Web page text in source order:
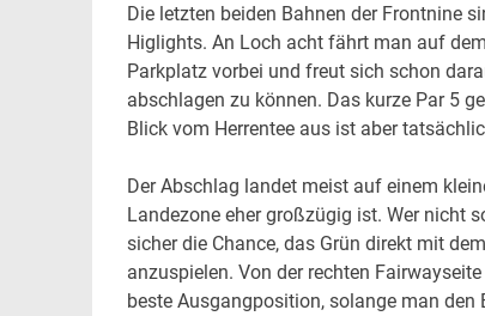
Die letzten beiden Bahnen der Frontnine
Higlights. An Loch acht fährt man auf
Parkplatz vorbei und freut sich schon
abschlagen zu können. Das kurze Par 5
Blick vom Herrentee aus ist aber
Der Abschlag landet meist auf einem
Landezone eher großzügig ist. Wer nicht
sicher die Chance, das Grün direkt mit
anzuspielen. Von der rechten
beste Ausgangposition, solange man den